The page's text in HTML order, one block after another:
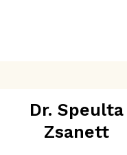
Dr. Speulta
Zsanett